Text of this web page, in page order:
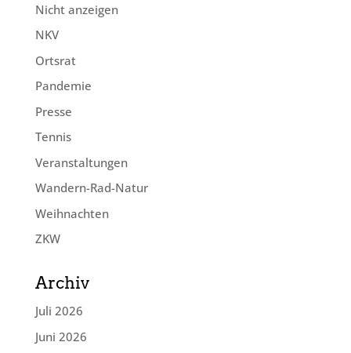
Nicht anzeigen
NKV
Ortsrat
Pandemie
Presse
Tennis
Veranstaltungen
Wandern-Rad-Natur
Weihnachten
ZKW
Archiv
Juli 2026
Juni 2026